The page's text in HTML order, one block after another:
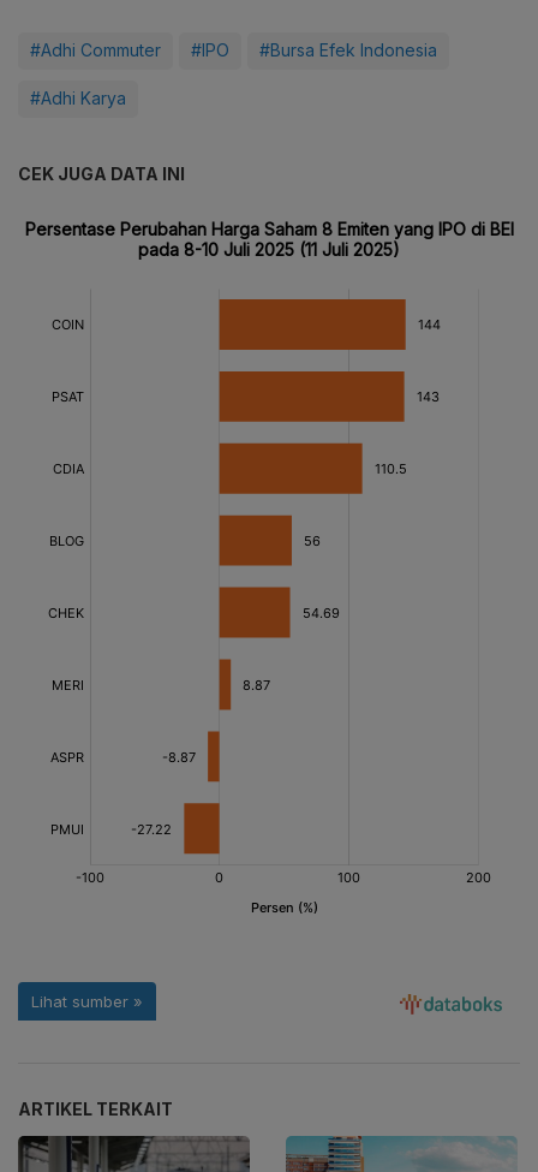
#Adhi Commuter #IPO #Bursa Efek Indonesia
#Adhi Karya
CEK JUGA DATA INI
ARTIKEL TERKAIT